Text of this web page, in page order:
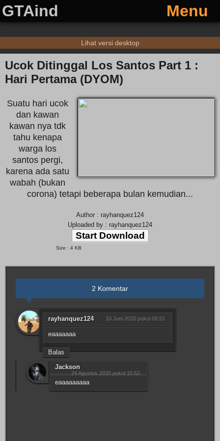
GTAind Menu
Lihat versi desktop
Ucok Ditinggal Los Santos Part 1 :
Hari Pertama (DYOM)
Suatu hari ucok
dan kawan
kawan nya tdk
tahu kenapa
warga los
santos pergi,
karena ada satu
wabah (bukan
corona) tetapi beberapa bulan kemudian...
Author : rayhanquez124
Uploaded by : rayhanquez124
Start Download
Size : 4 KB
2 Komentar
rayhanquez124 10 Juni 2020 pukul 09.51
eaaaaaaa
Balas
Jackson
24 Agustus 2020 pukul 10.52
eaaaaaaaaa